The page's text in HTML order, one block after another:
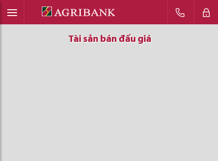
Tài sản bán đấu giá
Tài sản bán đấu giá
Tài sản bán đấu giá